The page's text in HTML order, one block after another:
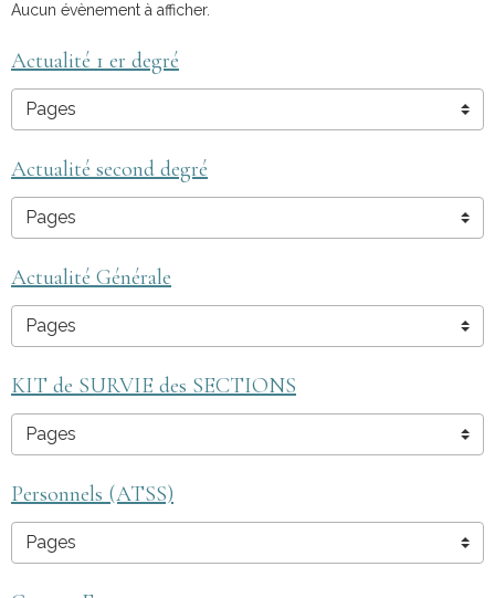
Aucun évènement à afficher.
Actualité 1 er degré
Actualité second degré
Actualité Générale
KIT de SURVIE des SECTIONS
Personnels (ATSS)